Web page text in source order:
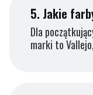
5. Jakie
Dla
marki to